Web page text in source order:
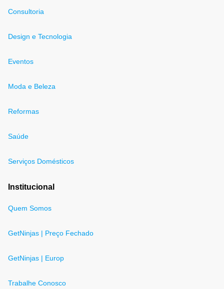
Consultoria
Design e Tecnologia
Eventos
Moda e Beleza
Reformas
Saúde
Serviços Domésticos
Institucional
Quem Somos
GetNinjas | Preço Fechado
GetNinjas | Europ
Trabalhe Conosco